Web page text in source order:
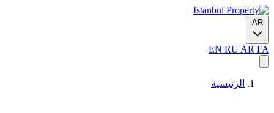
AR
EN RU AR FA
الرئيسية